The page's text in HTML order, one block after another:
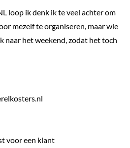
loop ik denk ik te veel achter om
mezelf te organiseren, maar wie
naar het weekend, zodat het toch
voor een klant